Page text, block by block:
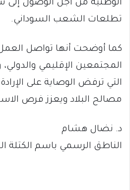
الوطنية من أجل الوصول
تطلعات الشعب السوداني.
كما أوضحت أنها تواصل
المجتمعين الإقليمي
التي ترفض الوصاية على
مصالح البلاد ويعزز فرص
د. نضال هشام
الناطق الرسمي باسم الكتلة